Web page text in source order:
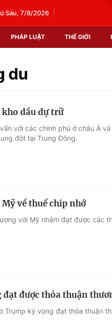
Sáu, 7/8/2026
PHÁP LUẬT THẾ GIỚI
Thị trường
Du lịch
Làm đẹp
du
kho dầu dự trữ
với các chính phủ ở châu Á
đột tại Trung Đông.
về thuế chip nhớ
với Mỹ nhằm đạt được các
được thỏa thuận
Trump kỳ vọng đạt thỏa thuận